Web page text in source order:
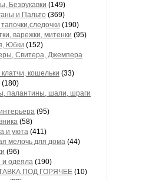
Безрукавки (149)
и Пальто (369)
(190)
варежки, митенки (95)
Юбки (152)
Свитера, Джемпера
кошельки (33)
(180)
палантины, шали, шраги
(95)
(58)
и уюта (411)
мелочь для дома (44)
(96)
и одеяла (190)
ПОД ГОРЯЧЕЕ (10)